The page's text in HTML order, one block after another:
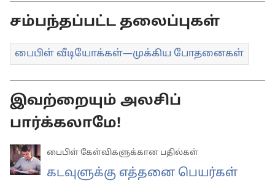
சம்பந்தப்பட்ட தலைப்புகள்
பைபிள் வீடியோக்கள்​—முக்கிய போதனைகள்
இவற்றையும் அலசிப்
பார்க்கலாமே!
பைபிள் கேள்விகளுக்கான பதில்கள்
கடவுளுக்கு எத்தனை பெயர்கள்